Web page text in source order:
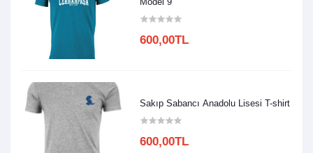
600,00TL
Sakıp Sabancı Anadolu Lisesi T-shirt
600,00TL